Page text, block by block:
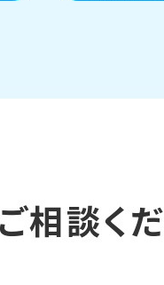
相談く